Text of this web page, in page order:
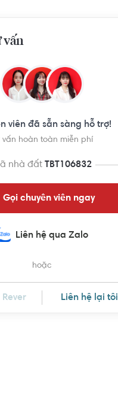
vấn
viên đã sẵn sàng hỗ trợ!
vấn hoàn toàn miễn phí
nhà đất TBT106832
Gọi chuyên viên ngay
Liên hệ qua Zalo
hoặc
Liên hệ lại tôi